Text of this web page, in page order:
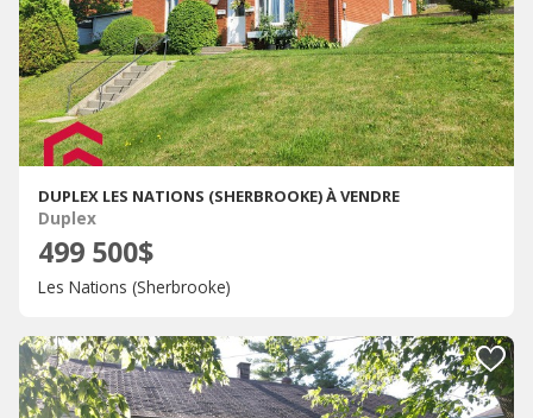
DUPLEX LES NATIONS (SHERBROOKE) À VENDRE
Duplex
499 500$
Les Nations (Sherbrooke)